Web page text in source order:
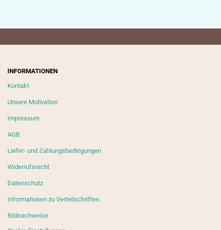
INFORMATIONEN
Kontakt
Unsere Motivation
Impressum
AGB
Liefer- und Zahlungsbedingungen
Widerrufsrecht
Datenschutz
Informationen zu Verteilschriften
Bildnachweise